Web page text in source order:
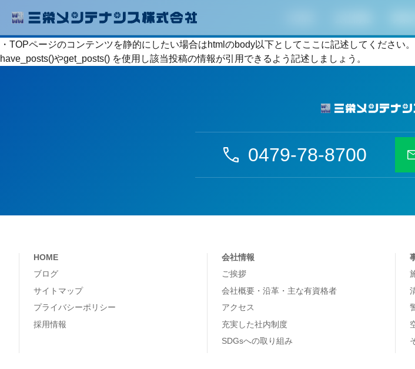
・TOPページのコンテンツを静的にしたい場合はhtmlのbody以下としてここに記述してください
have_posts()やget_posts() を使用し該当投稿の情報が引用できるよう記述しましょう。
0479-78-8700
HOME
ブログ
サイトマップ
プライバシーポリシー
採用情報
会社情報
ご挨拶
会社概要・沿革・主な有資格者
アクセス
充実した社内制度
SDGsへの取り組み